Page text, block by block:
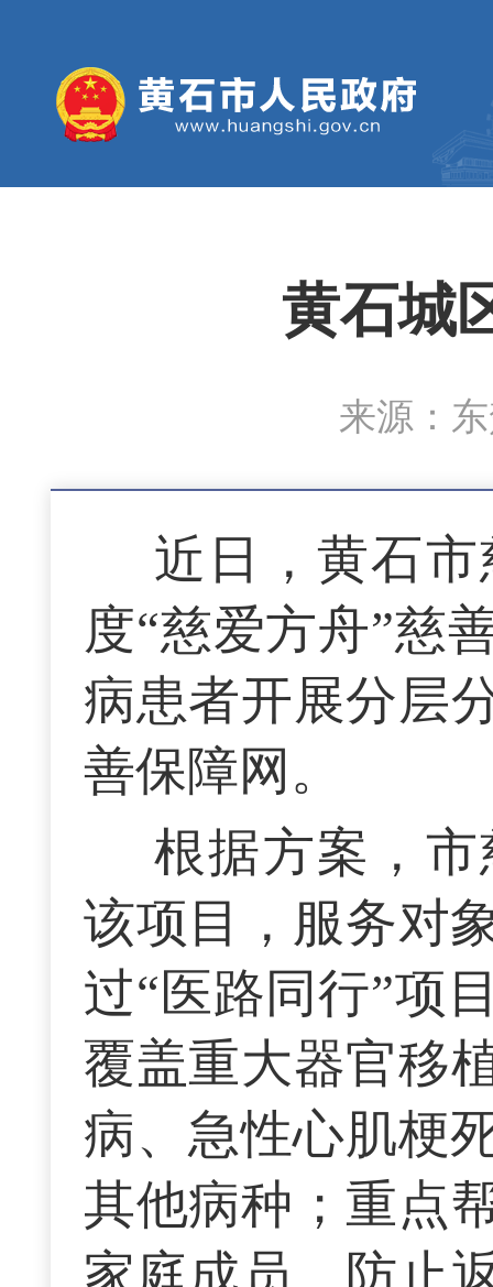
黄石城
来源：
近日，黄石
度“慈爱方舟”慈
病患者开展分层
善保障网。
根据方案，
该项目，服务对
过“医路同行”项
覆盖重大器官移
病、急性心肌梗
其他病种；重点
家庭成员、防止